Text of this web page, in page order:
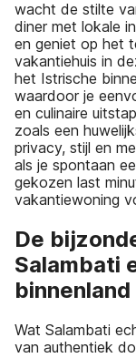
wacht de stilte
diner met lokale
en geniet op het
vakantiehuis in
het Istrische
waardoor je
en culinaire
zoals een
privacy, stijl en
als je spontaan
gekozen last
vakantiewoning
De
Salambati
binnenland
Wat Salambati
van authentiek